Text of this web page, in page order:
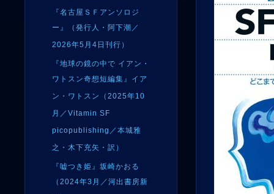
『名古屋ＳＦアンソロジ
ー』（発行人・阿下潮／
2026年5月4日刊行）
『地球の鏡の中で イアン・
ワトスン奇想短編集』イア
ン・ワトスン（2025年10
月／Vitamin SF
picopublishing／本城雅
之・木下充矢・訳）
『嘘つき姫』坂崎かおる
（2024年3月／河出書房新